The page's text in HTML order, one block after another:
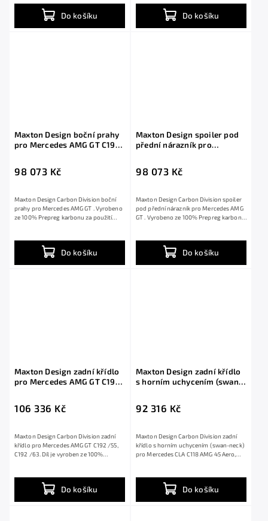
Do košíku Do košíku
Maxton Design boční prahy
pro Mercedes AMG GT C192
98 073 Kč
Do košíku
Maxton Design Carbon Division boční
prahy pro Mercedes AMG GT . Vyrobeno
ze 100% Prepreg karbonu za použití
Maxton Design spoiler pod
přední nárazník pro
karbon
98 073 Kč
Do košíku
Maxton Design Carbon Division spoiler
pod přední nárazník pro Mercedes AMG
GT . Vyrobeno ze 100% Prepreg karbonu
Maxton Design zadní křídlo
pro Mercedes AMG GT C192
106 336 Kč
Do košíku
Maxton Design Carbon Division zadní
křídlo pro Mercedes AMG GT C192 /55,
C192 /63. Díl je vyroben ze 100%
Maxton Design zadní křídlo
s horním uchycením (swan-
45 Aero Facelift, pravý
92 316 Kč
Do košíku
Maxton Design Carbon Division zadní
křídlo s horním uchycením (swan-neck)
pro Mercedes CLA C118 AMG 45 Aero,